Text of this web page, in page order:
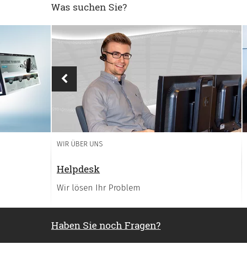
Was suchen Sie?
Vorheriges
WIR ÜBER UNS
Helpdesk
Wir lösen Ihr Problem
Haben Sie noch Fragen?